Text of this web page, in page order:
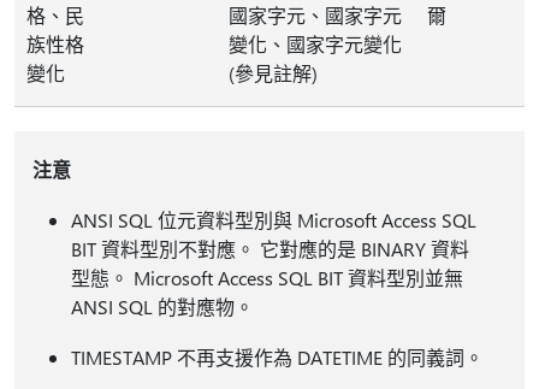
格、民
族性格
變化
國家字元、國家字元
變化、國家字元變化
(參見註解)
爾
注意
ANSI SQL 位元資料型別與 Microsoft Access SQL
BIT 資料型別不對應。 它對應的是 BINARY 資料
型態。 Microsoft Access SQL BIT 資料型別並無
ANSI SQL 的對應物。
TIMESTAMP 不再支援作為 DATETIME 的同義詞。